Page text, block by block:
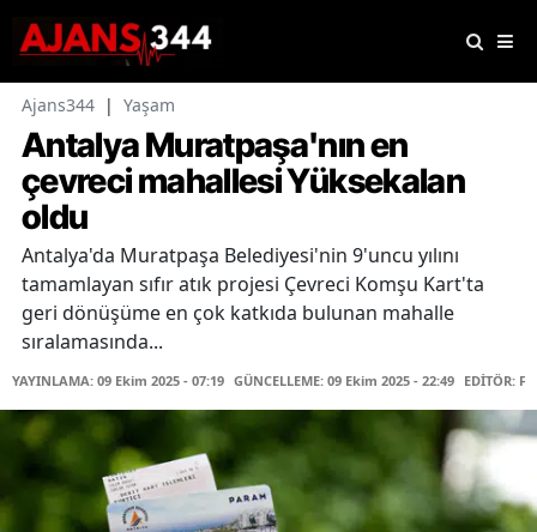
Ajans344 | Yaşam
Antalya Muratpaşa'nın en
çevreci mahallesi Yüksekalan
oldu
Antalya'da Muratpaşa Belediyesi'nin 9'uncu yılını
tamamlayan sıfır atık projesi Çevreci Komşu Kart'ta
geri dönüşüme en çok katkıda bulunan mahalle
sıralamasında...
YAYINLAMA: 09 Ekim 2025 - 07:19 GÜNCELLEME: 09 Ekim 2025 - 22:49 EDİTÖR: